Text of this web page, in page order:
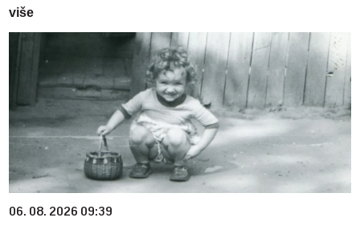
više
06. 08. 2026 09:39